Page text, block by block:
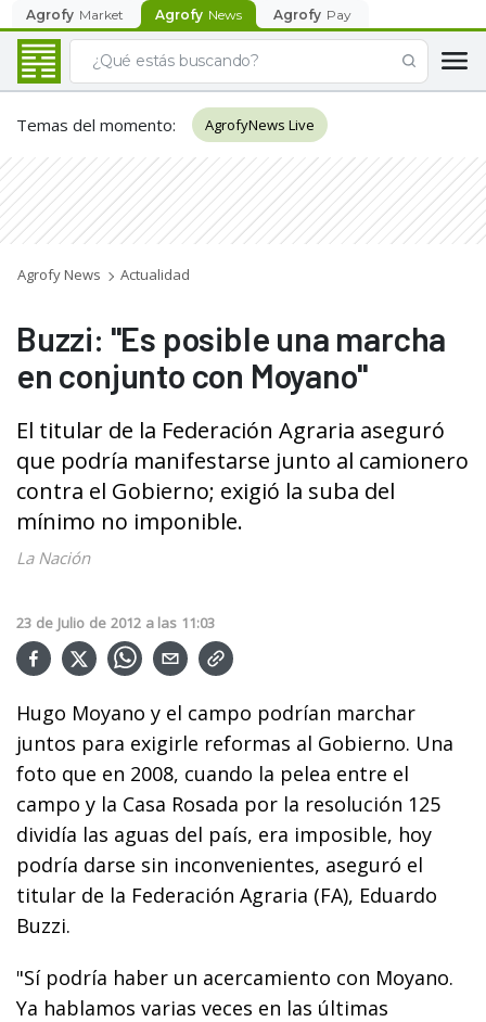
Agrofy Market Agrofy News Agrofy Pay
Temas del momento: AgrofyNews Live
Agrofy News Actualidad
Buzzi: "Es posible una marcha
en conjunto con Moyano"
El titular de la Federación Agraria aseguró
que podría manifestarse junto al camionero
contra el Gobierno; exigió la suba del
mínimo no imponible.
La Nación
23 de Julio de 2012 a las 11:03
Hugo Moyano y el campo podrían marchar
juntos para exigirle reformas al Gobierno. Una
foto que en 2008, cuando la pelea entre el
campo y la Casa Rosada por la resolución 125
dividía las aguas del país, era imposible, hoy
podría darse sin inconvenientes, aseguró el
titular de la Federación Agraria (FA), Eduardo
Buzzi.
"Sí podría haber un acercamiento con Moyano.
Ya hablamos varias veces en las últimas